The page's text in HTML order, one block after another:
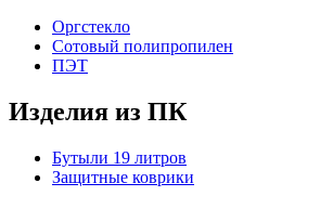
Оргстекло
Cотовый полипропилен
ПЭТ
Изделия из ПК
Бутыли 19 литров
Защитные коврики